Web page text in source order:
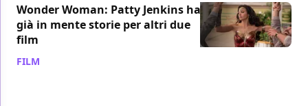
Wonder Woman: Patty Jenkins ha
già in mente storie per altri due
film
FILM